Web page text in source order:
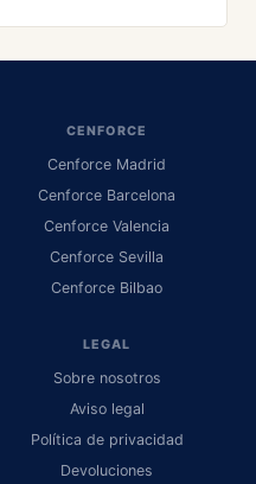
CENFORCE
Cenforce Madrid
Cenforce Barcelona
Cenforce Valencia
Cenforce Sevilla
Cenforce Bilbao
LEGAL
Sobre nosotros
Aviso legal
Política de privacidad
Devoluciones